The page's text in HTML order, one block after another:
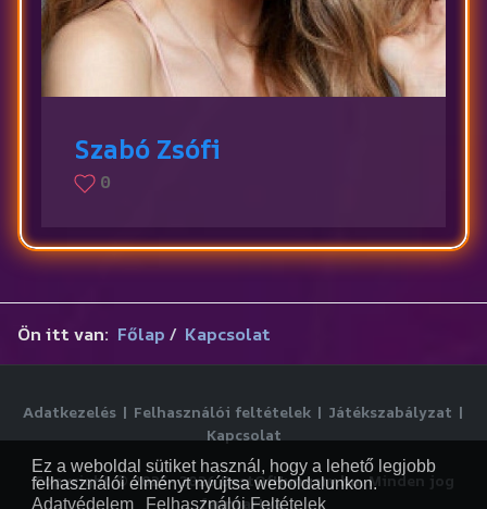
Ez a weboldal sütiket használ, hogy a lehető legjobb
felhasználói élményt nyújtsa weboldalunkon.
Adatvédelem
Felhasználói Feltételek
Szabó Zsófi
0
Ön itt van: Főlap Kapcsolat
Adatkezelés| Felhasználói feltételek| Játékszabályzat |
Kapcsolat
Copyright © 2025-2026 BestOfHungary.hu. Minden jog
fenntartva.